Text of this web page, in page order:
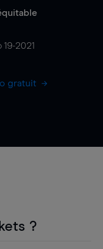
2021
gratuit
?